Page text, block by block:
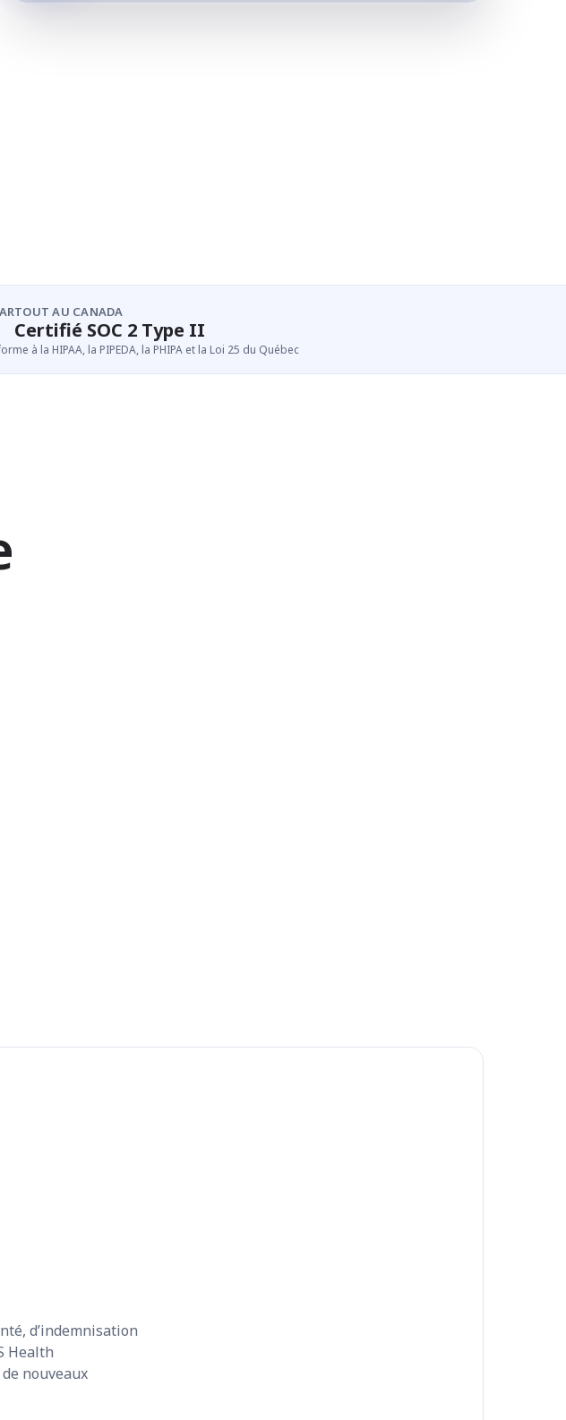
AU CANADA
Certifié SOC 2 Type II
à la HIPAA, la PIPEDA, la PHIPA et la Loi 25 du Québec
d’indemnisation
Health
nouveaux